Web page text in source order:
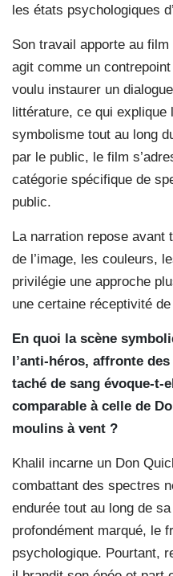
les états psychologiques
Son travail apporte au
agit comme un
voulu instaurer un
littérature, ce qui explique
symbolisme tout au long
par le public, le film
catégorie spécifique de
public.
La narration repose avant
de l’image, les couleurs,
privilégie une approche
une certaine réceptivité
En quoi la scène
l’anti-héros, affronte
taché de sang évoque-t-
comparable à celle de
moulins à vent ?
Khalil incarne un Don
combattant des spectres
endurée tout au long de
profondément marqué, le
psychologique. Pourtant,